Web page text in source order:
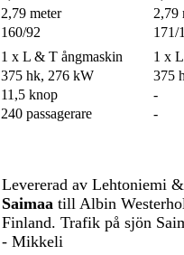
2,79 meter
2,79
160/92
171/
1 x L & T ångmaskin
1 x
375 hk, 276 kW
375
11,5 knop
-
240 passagerare -
Levererad av Lehtoniemi
Saimaa till Albin
Finland. Trafik på sjön
- Mikkeli